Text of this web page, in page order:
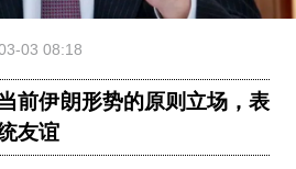
03 08:18
前伊朗形势的原则立场，表
友谊